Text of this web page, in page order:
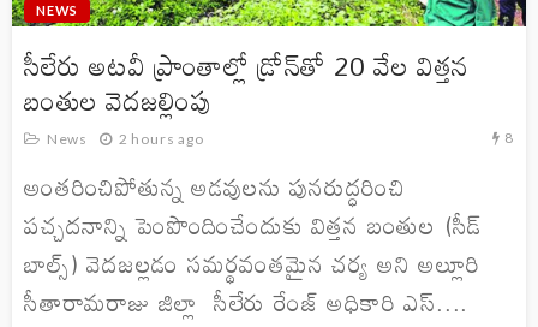
NEWS
సీలేరు అటవీ ప్రాంతాల్లో డ్రోన్‌తో 20 వేల విత్తన
బంతుల వెదజల్లింపు
News 2 hours ago 8
అంతరించిపోతున్న అడవులను పునరుద్ధరించి
పచ్చదనాన్ని పెంపొందించేందుకు విత్తన బంతుల (సీడ్
బాల్స్) వెదజల్లడం సమర్థవంతమైన చర్య అని అల్లూరి
సీతారామరాజు జిల్లా సీలేరు రేంజ్ అధికారి ఎస్....